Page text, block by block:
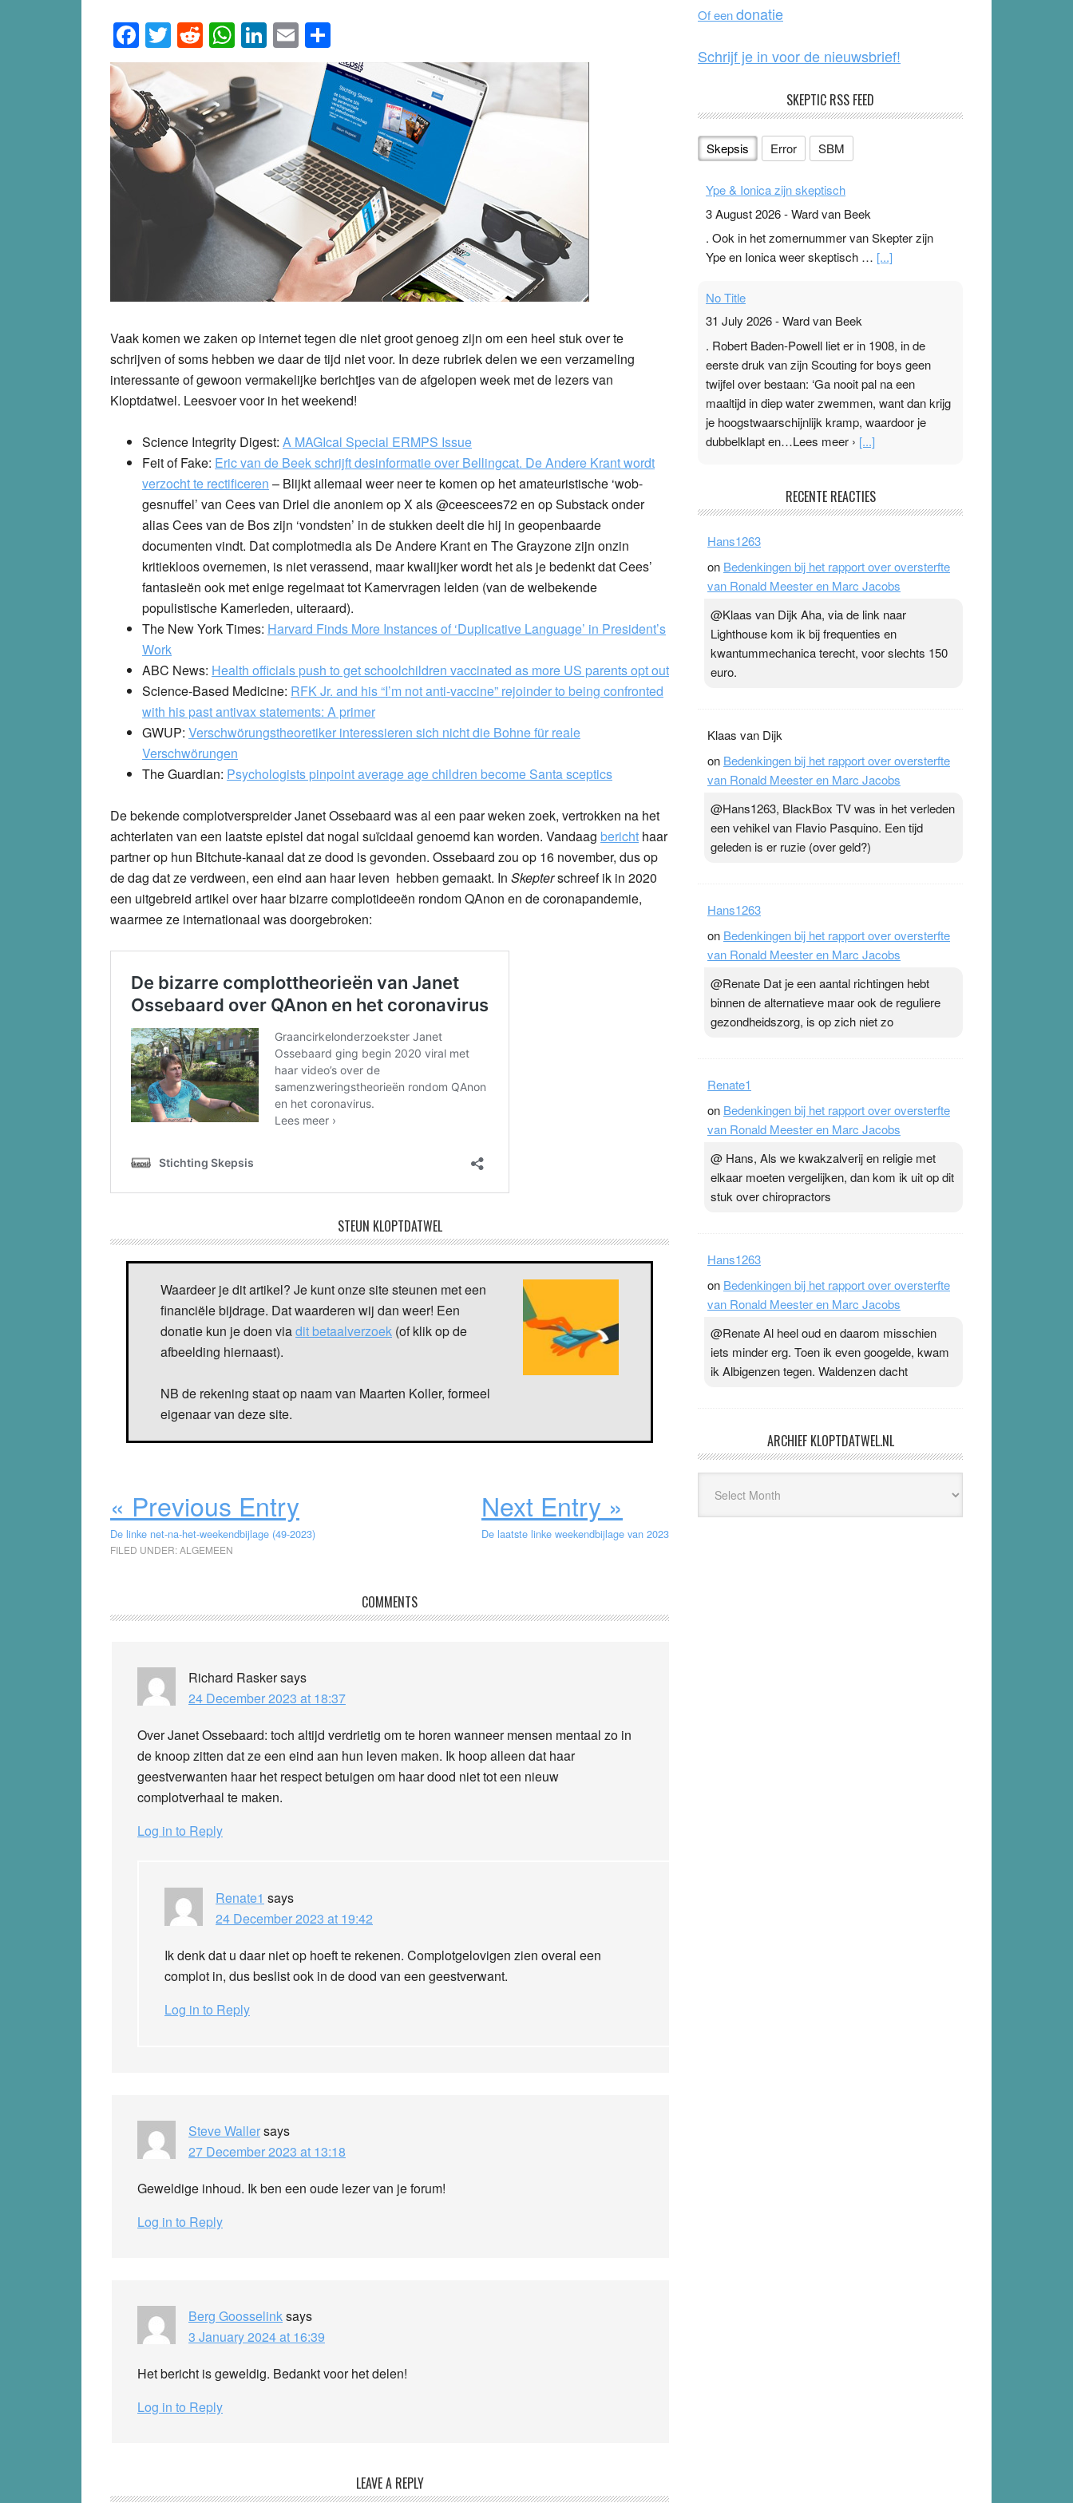
Facebook
Twitter
Reddit
WhatsApp
LinkedIn
Email
Vaak komen we zaken op internet tegen die niet groot genoeg zijn om een heel stuk over te
schrijven of soms hebben we daar de tijd niet voor. In deze rubriek delen we een verzameling
interessante of gewoon vermakelijke berichtjes van de afgelopen week met de lezers van
Kloptdatwel. Leesvoer voor in het weekend!
Science Integrity Digest: A MAGIcal Special ERMPS Issue
Feit of Fake: Eric van de Beek schrijft desinformatie over Bellingcat. De Andere Krant wordt
verzocht te rectificeren – Blijkt allemaal weer neer te komen op het amateuristische ‘wob-
gesnuffel’ van Cees van Driel die anoniem op X als @ceescees72 en op Substack onder
alias Cees van de Bos zijn ‘vondsten’ in de stukken deelt die hij in geopenbaarde
documenten vindt. Dat complotmedia als De Andere Krant en The Grayzone zijn onzin
kritiekloos overnemen, is niet verassend, maar kwalijker wordt het als je bedenkt dat Cees’
fantasieën ook met enige regelmaat tot Kamervragen leiden (van de welbekende
populistische Kamerleden, uiteraard).
The New York Times: Harvard Finds More Instances of ‘Duplicative Language’ in President’s
Work
ABC News: Health officials push to get schoolchildren vaccinated as more US parents opt out
Science-Based Medicine: RFK Jr. and his “I’m not anti-vaccine” rejoinder to being confronted
with his past antivax statements: A primer
GWUP: Verschwörungstheoretiker interessieren sich nicht die Bohne für reale
Verschwörungen
The Guardian: Psychologists pinpoint average age children become Santa sceptics
De bekende complotverspreider Janet Ossebaard was al een paar weken zoek, vertrokken na het
achterlaten van een laatste epistel dat nogal suïcidaal genoemd kan worden. Vandaag bericht haar
partner op hun Bitchute-kanaal dat ze dood is gevonden. Ossebaard zou op 16 november, dus op
de dag dat ze verdween, een eind aan haar leven hebben gemaakt. In Skepterschreef ik in 2020
een uitgebreid artikel over haar bizarre complotideeën rondom QAnon en de coronapandemie,
waarmee ze internationaal was doorgebroken:
STEUN KLOPTDATWEL
Waardeer je dit artikel? Je kunt onze site steunen met een
financiële bijdrage. Dat waarderen wij dan weer! Een
donatie kun je doen viadit betaalverzoek (of klik op de
afbeelding hiernaast).
NB de rekening staat op naam van Maarten Koller, formeel
eigenaar van deze site.
« Previous Entry
De linke net-na-het-weekendbijlage (49-2023)
Next Entry »
De laatste linke weekendbijlage van 2023
FILED UNDER:ALGEMEEN
Interactions
COMMENTS
Richard Raskersays
24 December 2023 at 18:37
Over Janet Ossebaard: toch altijd verdrietig om te horen wanneer mensen mentaal zo in
de knoop zitten dat ze een eind aan hun leven maken. Ik hoop alleen dat haar
geestverwanten haar het respect betuigen om haar dood niet tot een nieuw
complotverhaal te maken.
Log in to Reply
Renate1 says
24 December 2023 at 19:42
Ik denk dat u daar niet op hoeft te rekenen. Complotgelovigen zien overal een
complot in, dus beslist ook in de dood van een geestverwant.
Log in to Reply
Steve Wallersays
27 December 2023 at 13:18
Geweldige inhoud. Ik ben een oude lezer van je forum!
Log in to Reply
Berg Goosselinksays
3 January 2024 at 16:39
Het bericht is geweldig. Bedankt voor het delen!
Log in to Reply
LEAVE A REPLY
k
Of eendonatie
Schrijf je in voor de nieuwsbrief!
SKEPTIC RSS FEED
Skepsis Error SBM
Ype & Ionica zijn skeptisch
3 August 2026-Ward van Beek
. Ook in het zomernummer van Skepter zijn
Ype en Ionica weer skeptisch … [...]
No Title
31 July 2026-Ward van Beek
. Robert Baden-Powell liet er in 1908, in de
eerste druk van zijn Scouting for boys geen
twijfel over bestaan: ‘Ga nooit pal na een
maaltijd in diep water zwemmen, want dan krijg
je hoogstwaarschijnlijk kramp, waardoor je
dubbelklapt en…Lees meer › [...]
Ward van Beek
topsporters. Ze hopen ermee hun hartslag te
verlagen terwijl ze meer zuurstof opnemen.
Daarop heeft zo’n pleister geen effect. Maar het
zijn. Door…Lees meer Pleisterplakkers in de
topspsort ›[...]
RECENTE REACTIES
Hans1263
on Bedenkingen bij het rapport over oversterfte
van Ronald Meester en Marc Jacobs
@Klaas van Dijk Aha, via de link naar
Lighthouse kom ik bij frequenties en
kwantummechanica terecht, voor slechts 150
euro.
Klaas van Dijk
on Bedenkingen bij het rapport over oversterfte
van Ronald Meester en Marc Jacobs
@Hans1263, BlackBox TV was in het verleden
een vehikel van Flavio Pasquino. Een tijd
geleden is er ruzie (over geld?)
Hans1263
on Bedenkingen bij het rapport over oversterfte
van Ronald Meester en Marc Jacobs
@Renate Dat je een aantal richtingen hebt
binnen de alternatieve maar ook de reguliere
gezondheidszorg, is op zich niet zo
Renate1
on Bedenkingen bij het rapport over oversterfte
van Ronald Meester en Marc Jacobs
@ Hans, Als we kwakzalverij en religie met
elkaar moeten vergelijken, dan kom ik uit op dit
stuk over chiropractors
Hans1263
on Bedenkingen bij het rapport over oversterfte
van Ronald Meester en Marc Jacobs
@Renate Al heel oud en daarom misschien
iets minder erg. Toen ik even googelde, kwam
ik Albigenzen tegen. Waldenzen dacht
ARCHIEF KLOPTDATWEL.NL
Kloptdatwel.nl